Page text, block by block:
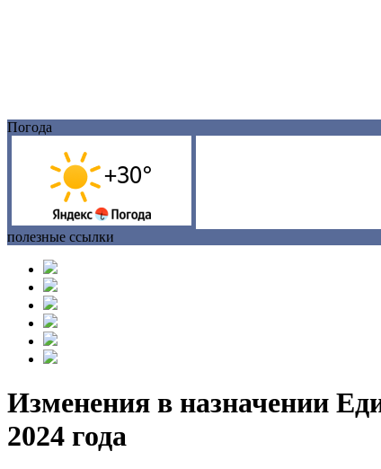
Погода
полезные ссылки
Изменения в назначении
2024 года